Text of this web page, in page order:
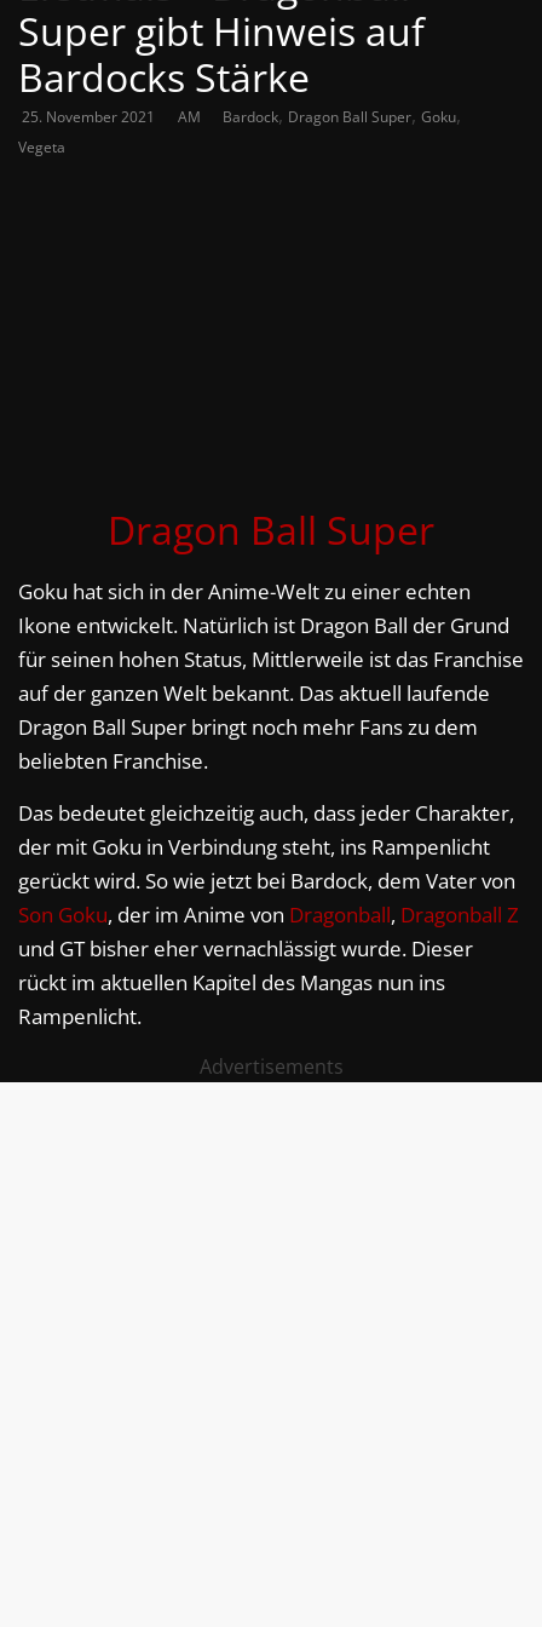
Super gibt Hinweis auf
Bardocks Stärke
25. November 2021 AM Bardock, Dragon Ball Super, Goku,
Vegeta
Dragon Ball Super
Goku hat sich in der Anime-Welt zu einer echten
Ikone entwickelt. Natürlich ist Dragon Ball der Grund
für seinen hohen Status, Mittlerweile ist das Franchise
auf der ganzen Welt bekannt. Das aktuell laufende
Dragon Ball Super bringt noch mehr Fans zu dem
beliebten Franchise.
Das bedeutet gleichzeitig auch, dass jeder Charakter,
der mit Goku in Verbindung steht, ins Rampenlicht
gerückt wird. So wie jetzt bei Bardock, dem Vater von
Son Goku, der im Anime von Dragonball, Dragonball Z
und GT bisher eher vernachlässigt wurde. Dieser
rückt im aktuellen Kapitel des Mangas nun ins
Rampenlicht.
Advertisements